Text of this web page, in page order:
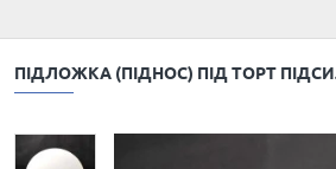
ПІДЛОЖКА (ПІДНОС) ПІД ТОРТ